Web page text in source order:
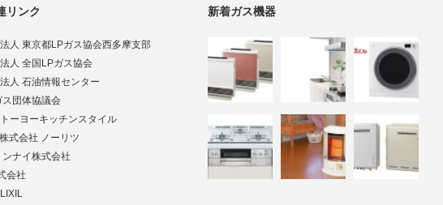
リンク
人 東京都LPガス協会西多摩支部
人 全国LPガス協会
人 石油情報センター
ス団体協議会
ーヨーキッチンスタイル
式会社 ノーリツ
ナイ株式会社
会社
新着ガス機器